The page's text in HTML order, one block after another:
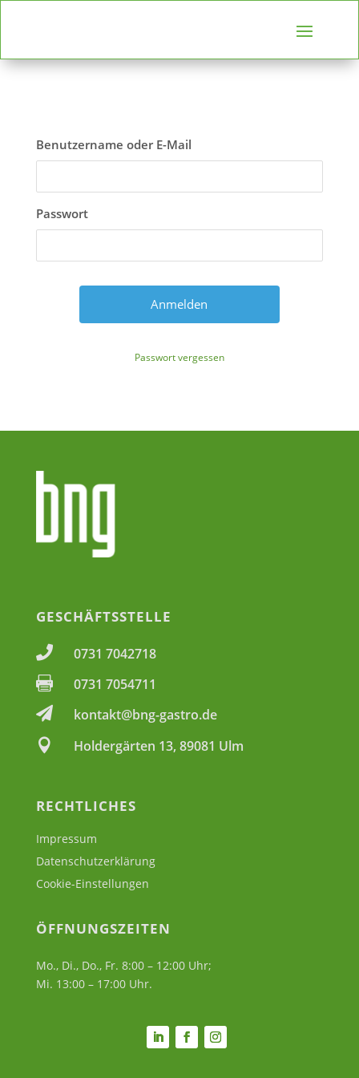
Benutzername oder E-Mail
Passwort
Passwort vergessen
GESCHÄFTSSTELLE
 0731 7042718
 0731 7054711
 kontakt@bng-gastro.de
 Holdergärten 13, 89081 Ulm
RECHTLICHES
Impressum
Datenschutzerklärung
Cookie-Einstellungen
ÖFFNUNGSZEITEN
Mo., Di., Do., Fr. 8:00 – 12:00 Uhr;
Mi. 13:00 – 17:00 Uhr.